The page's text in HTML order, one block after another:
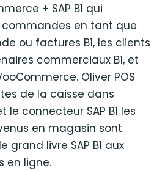
+ SAP B1 qui
commandes en tant que
ou factures B1, les clients
commerciaux B1, et
Oliver POS
de la caisse dans
le connecteur SAP B1 les
en magasin sont
grand livre SAP B1 aux
en ligne.